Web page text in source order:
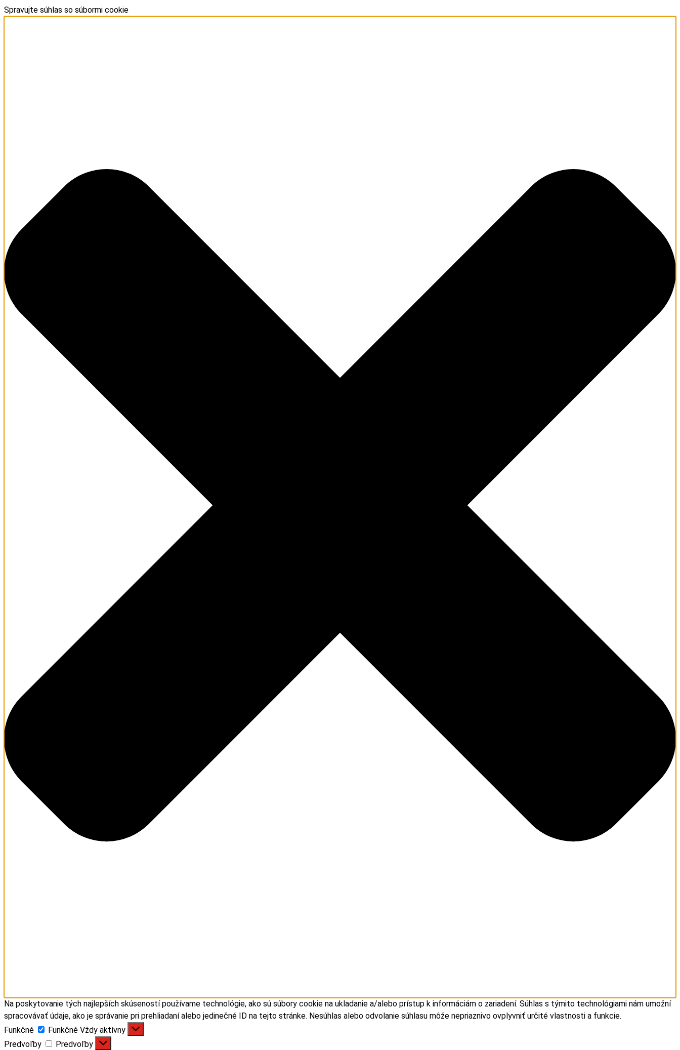
Spravujte súhlas so súbormi cookie
Na poskytovanie tých najlepších skúseností používame technológie, ako sú súbory cookie na ukladanie a/alebo prístup k informáciám o zariadení. Súhlas s týmito technológiami nám umožní
spracovávať údaje, ako je správanie pri prehliadaní alebo jedinečné ID na tejto stránke. Nesúhlas alebo odvolanie súhlasu môže nepriaznivo ovplyvniť určité vlastnosti a funkcie.
Funkčné
Funkčné Vždy aktívny
Predvoľby
Predvoľby